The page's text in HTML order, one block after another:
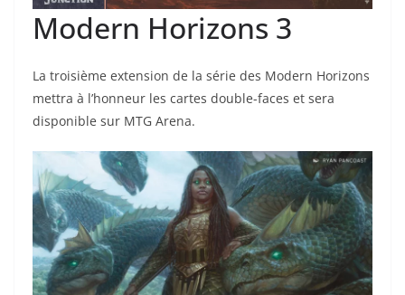
Modern Horizons 3
La troisième extension de la série des Modern Horizons
mettra à l’honneur les cartes double-faces et sera
disponible sur MTG Arena.